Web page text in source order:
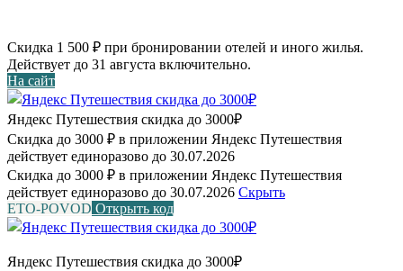
Скидка 1 500 ₽ при бронировании отелей и иного жилья.
Действует до 31 августа включительно.
На сайт
Яндекс Путешествия скидка до 3000₽
Скидка до 3000 ₽ в приложении Яндекс Путешествия
действует единоразово до 30.07.2026
Скидка до 3000 ₽ в приложении Яндекс Путешествия
действует единоразово до 30.07.2026 Скрыть
ETO-POVOD Открыть код
Яндекс Путешествия скидка до 3000₽